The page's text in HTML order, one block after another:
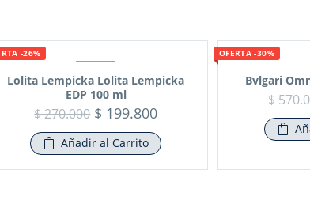
-26%
Lolita Lempicka Lolita Lempicka
EDP 100 ml
$270.000 $ 199.800
Añadir al Carrito
OFERTA -30%
Bvlgari
$